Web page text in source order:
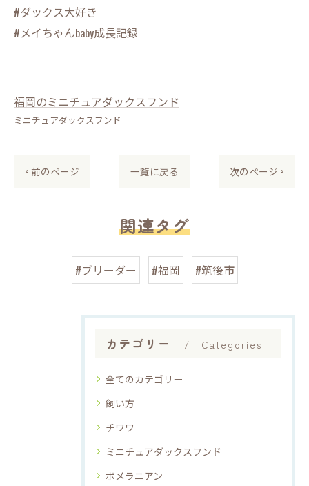
#ダックス大好き
#メイちゃんbaby成長記録
福岡のミニチュアダックスフンド
ミニチュアダックスフンド
< 前のページ 一覧に戻る 次のページ >
関連タグ
#ブリーダー #福岡 #筑後市
カテゴリー Categories
全てのカテゴリー
飼い方
チワワ
ミニチュアダックスフンド
ポメラニアン